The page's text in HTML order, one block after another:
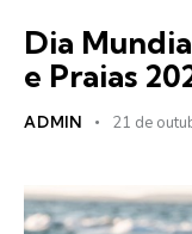
Dia
e Praias
ADMIN 21 de